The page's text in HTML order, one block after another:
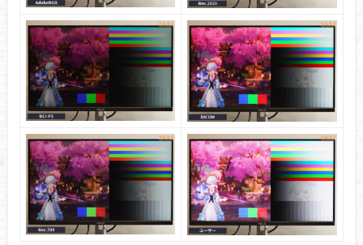
色の正確さ
※クリックすると画像拡大
グレーの正確さ カラーの正確さ
初期設定のまま sRGBモード